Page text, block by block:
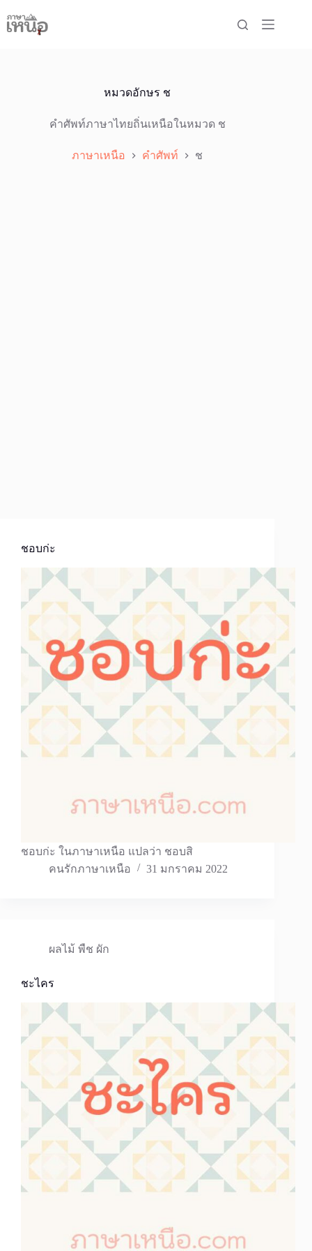
to
content
หมวดอักษร ช
คำศัพท์ภาษาไทยถิ่นเหนือในหมวด ช
ภาษาเหนือ คำศัพท์ ช
ชอบก่ะ
ชอบก่ะ ในภาษาเหนือ แปลว่า ชอบสิ
คนรักภาษาเหนือ
31 มกราคม 2022
ผลไม้ พืช ผัก
ชะไคร